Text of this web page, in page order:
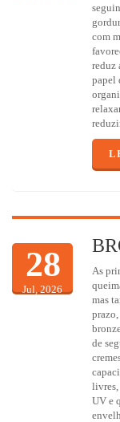
com
reduz
papel
28
Jul, 2026
As
mas
de
livres,
UV e